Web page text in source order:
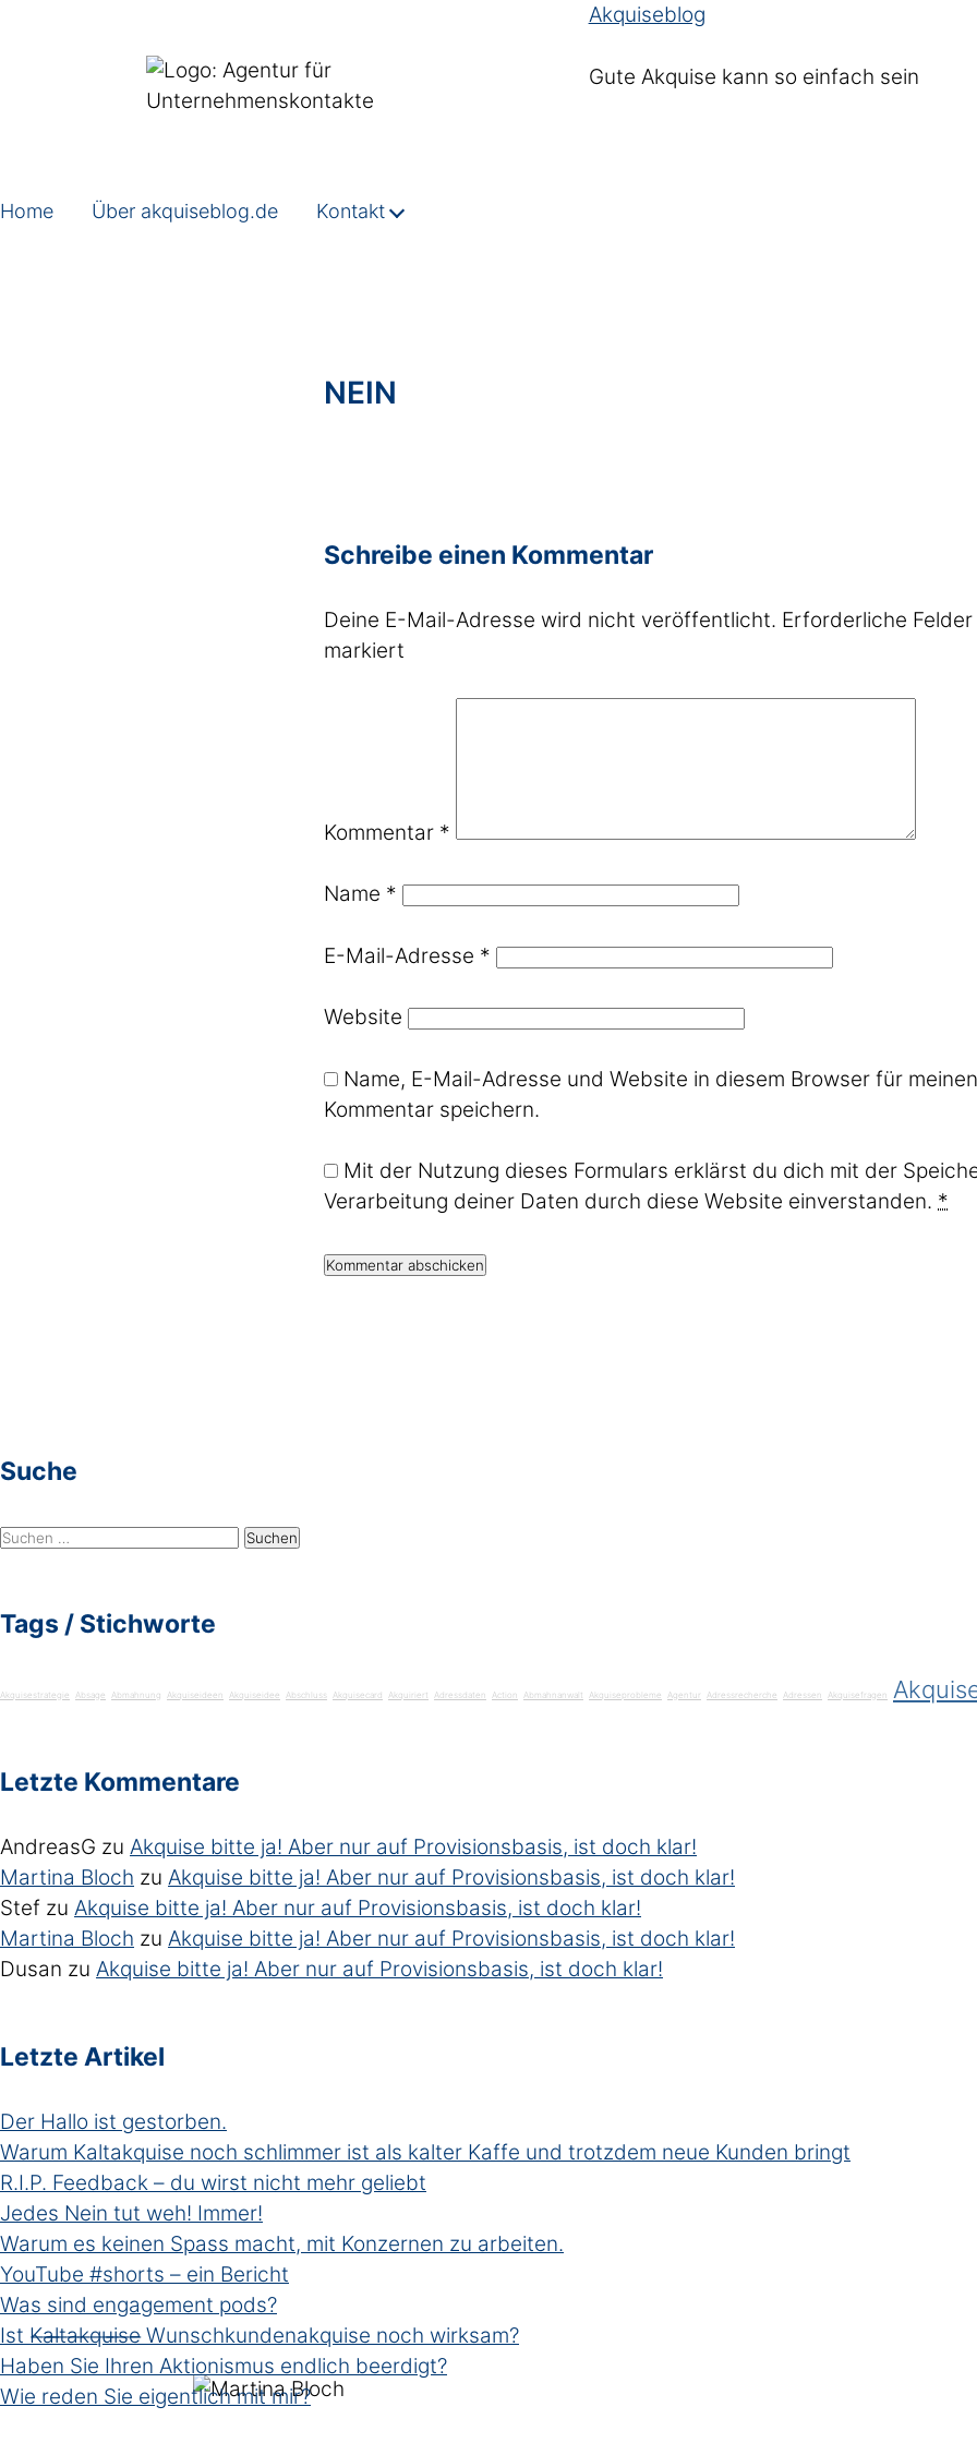
Akquiseblog
Gute Akquise kann so einfach sein
Home Über akquiseblog.de Kontakt
NEIN
Schreibe einen Kommentar
Deine E-Mail-Adresse wird nicht veröffentlicht. Erforderliche
markiert
Kommentar *
Name *
E-Mail-Adresse *
Website
Name, E-Mail-Adresse und Website in diesem Browser für
Kommentar speichern.
Mit der Nutzung dieses Formulars erklärst du dich mit der
Verarbeitung deiner Daten durch diese Website einverstanden. *
Suche
Suchen
Tags / Stichworte
Akquisestrategie Absage Abmahnung Akquiseideen Akquiseidee Abschluss Akquisecard Akquiriert Adressdaten Action Abmahnanwalt Akquiseprobleme Agentur Adressrecherche Adressen Akquisefragen
Letzte Kommentare
AndreasG zu Akquise bitte ja! Aber nur auf Provisionsbasis, ist doch klar!
Martina Bloch zu Akquise bitte ja! Aber nur auf Provisionsbasis, ist doch klar!
Stef zu Akquise bitte ja! Aber nur auf Provisionsbasis, ist doch klar!
Martina Bloch zu Akquise bitte ja! Aber nur auf Provisionsbasis, ist doch klar!
Dusan zu Akquise bitte ja! Aber nur auf Provisionsbasis, ist doch klar!
Letzte Artikel
Der Hallo ist gestorben.
Warum Kaltakquise noch schlimmer ist als kalter Kaffe und trotzdem neue Kunden bringt
R.I.P. Feedback – du wirst nicht mehr geliebt
Jedes Nein tut weh! Immer!
Warum es keinen Spass macht, mit Konzernen zu arbeiten.
YouTube #shorts – ein Bericht
Was sind engagement pods?
Ist K̶a̶l̶t̶a̶k̶q̶u̶i̶s̶e̶ Wunschkundenakquise noch wirksam?
Haben Sie Ihren Aktionismus endlich beerdigt?
Wie reden Sie eigentlich mit mir?